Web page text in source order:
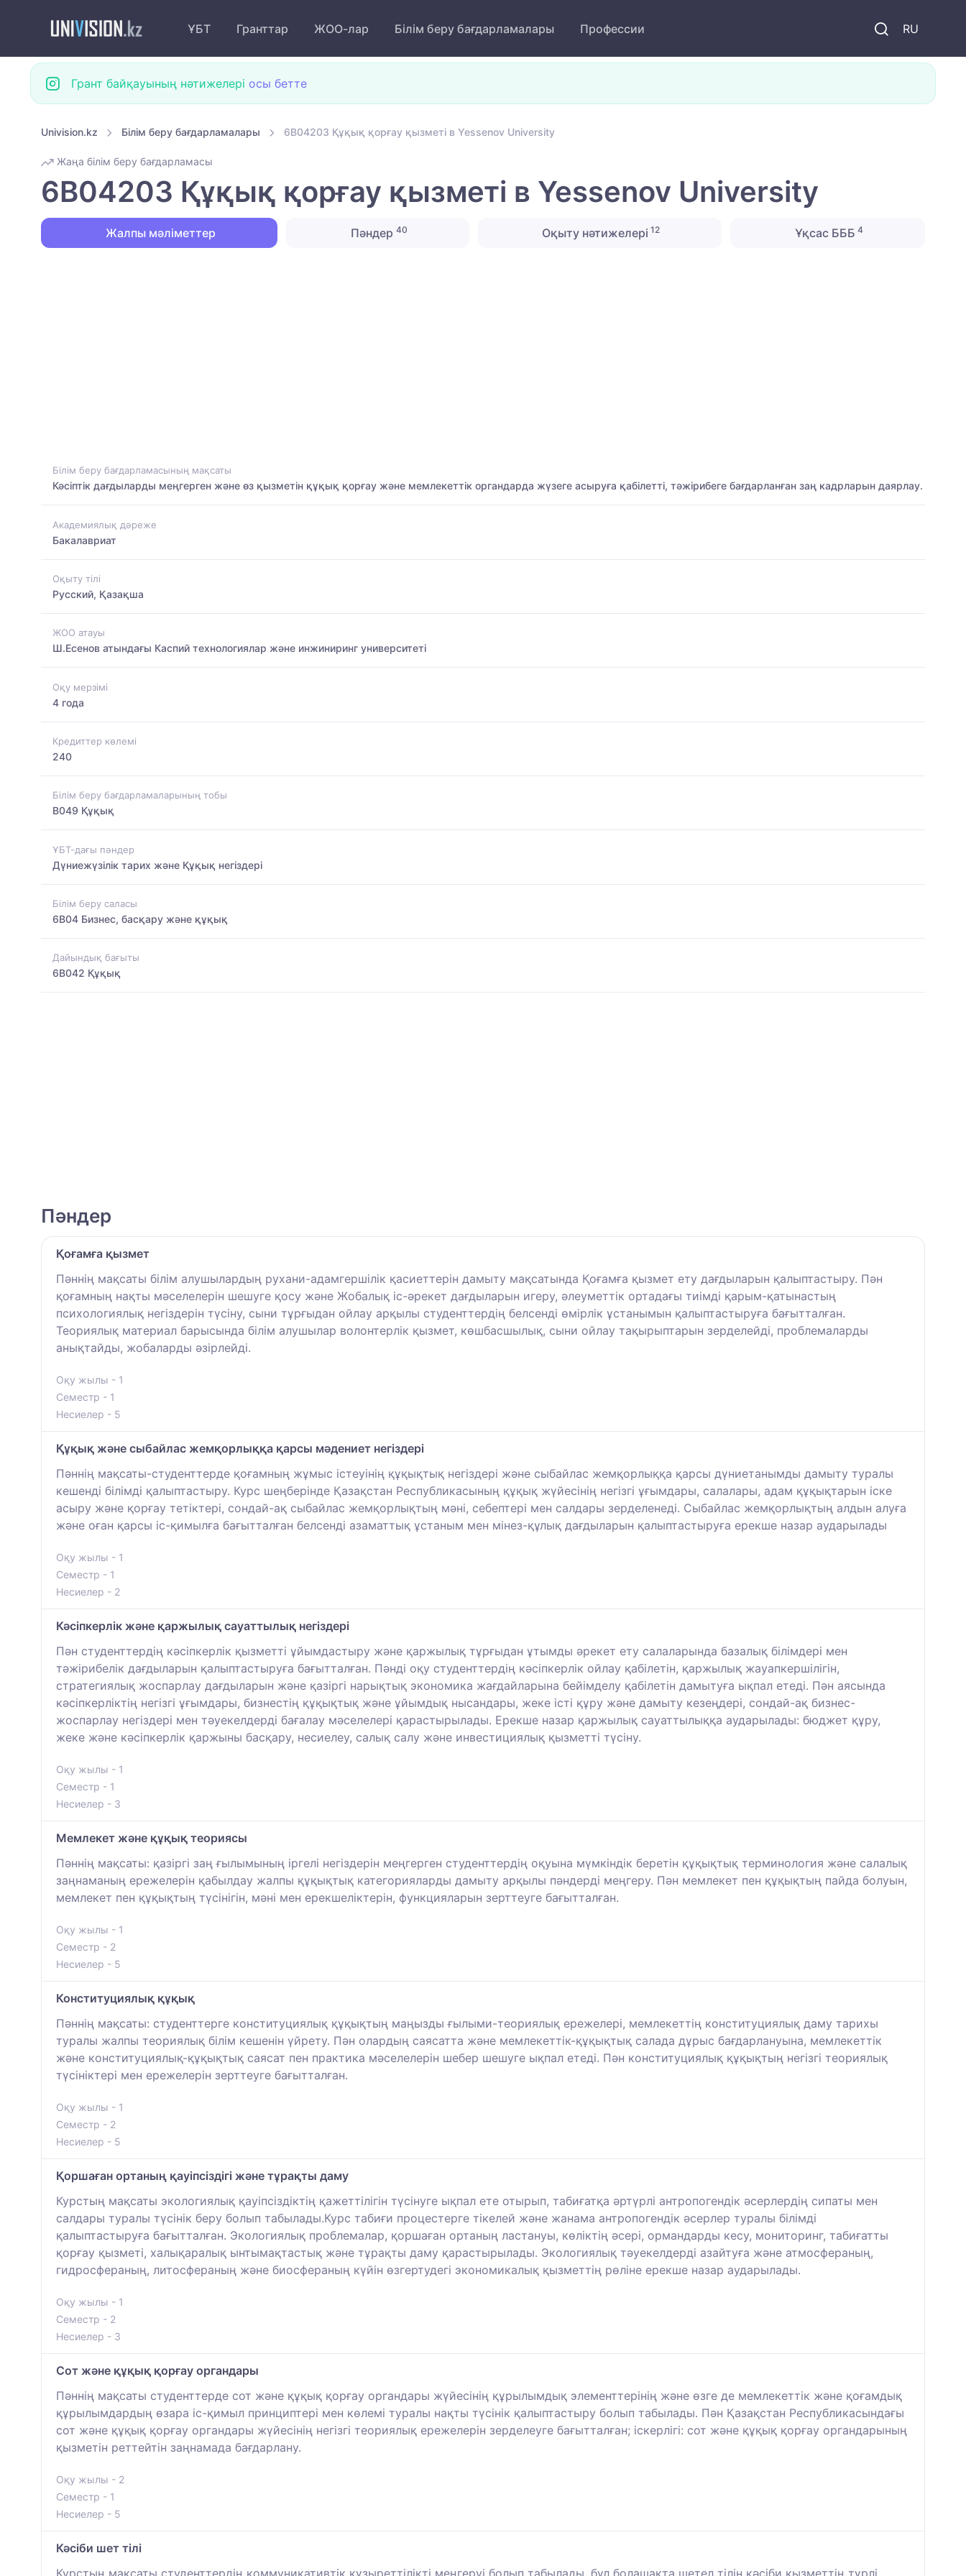
RU
ҰБТ Гранттар ЖОО-лар Білім беру бағдарламалары Профессии
Грант байқауының нәтижелері осы бетте
Univision.kz Білім беру бағдарламалары 6B04203 Құқық қорғау қызметі в Yessenov University
Жаңа білім беру бағдарламасы
6B04203 Құқық қорғау қызметі в Yessenov University
Жалпы мәліметтер Пәндер 40 Оқыту нәтижелері 12 Ұқсас БББ 4
Білім беру бағдарламасының мақсаты
Кәсіптік дағдыларды меңгерген және өз қызметін құқық қорғау және мемлекеттік органдарда жүзеге асыруға қабілетті, тәжірибеге бағдарланған заң кадрларын даярлау.
Академиялық дәреже
Бакалавриат
Оқыту тілі
Русский, Қазақша
ЖОО атауы
Ш.Есенов атындағы Каспий технологиялар және инжиниринг университеті
Оқу мерзімі
4 года
Кредиттер көлемі
240
Білім беру бағдарламаларының тобы
B049 Құқық
ҰБТ-дағы пәндер
Дүниежүзілік тарих және Құқық негіздері
Білім беру саласы
6B04 Бизнес, басқару және құқық
Дайындық бағыты
6B042 Құқық
Пәндер
Қоғамға қызмет
Пәннің мақсаты білім алушылардың рухани-адамгершілік қасиеттерін дамыту мақсатында Қоғамға қызмет ету дағдыларын қалыптастыру. Пән
қоғамның нақты мәселелерін шешуге қосу және Жобалық іс-әрекет дағдыларын игеру, әлеуметтік ортадағы тиімді қарым-қатынастың
психологиялық негіздерін түсіну, сыни тұрғыдан ойлау арқылы студенттердің белсенді өмірлік ұстанымын қалыптастыруға бағытталған.
Теориялық материал барысында білім алушылар волонтерлік қызмет, көшбасшылық, сыни ойлау тақырыптарын зерделейді, проблемаларды
анықтайды, жобаларды әзірлейді.
Оқу жылы - 1
Семестр - 1
Несиелер - 5
Құқық және сыбайлас жемқорлыққа қарсы мәдениет негіздері
Пәннің мақсаты-студенттерде қоғамның жұмыс істеуінің құқықтық негіздері және сыбайлас жемқорлыққа қарсы дүниетанымды дамыту туралы
кешенді білімді қалыптастыру. Курс шеңберінде Қазақстан Республикасының құқық жүйесінің негізгі ұғымдары, салалары, адам құқықтарын іске
асыру және қорғау тетіктері, сондай-ақ сыбайлас жемқорлықтың мәні, себептері мен салдары зерделенеді. Сыбайлас жемқорлықтың алдын алуға
және оған қарсы іс-қимылға бағытталған белсенді азаматтық ұстаным мен мінез-құлық дағдыларын қалыптастыруға ерекше назар аударылады
Оқу жылы - 1
Семестр - 1
Несиелер - 2
Кәсіпкерлік және қаржылық сауаттылық негіздері
Пән студенттердің кәсіпкерлік қызметті ұйымдастыру және қаржылық тұрғыдан ұтымды әрекет ету салаларында базалық білімдері мен
тәжірибелік дағдыларын қалыптастыруға бағытталған. Пәнді оқу студенттердің кәсіпкерлік ойлау қабілетін, қаржылық жауапкершілігін,
стратегиялық жоспарлау дағдыларын және қазіргі нарықтық экономика жағдайларына бейімделу қабілетін дамытуға ықпал етеді. Пән аясында
кәсіпкерліктің негізгі ұғымдары, бизнестің құқықтық және ұйымдық нысандары, жеке істі құру және дамыту кезеңдері, сондай-ақ бизнес-
жоспарлау негіздері мен тәуекелдерді бағалау мәселелері қарастырылады. Ерекше назар қаржылық сауаттылыққа аударылады: бюджет құру,
жеке және кәсіпкерлік қаржыны басқару, несиелеу, салық салу және инвестициялық қызметті түсіну.
Оқу жылы - 1
Семестр - 1
Несиелер - 3
Мемлекет және құқық теориясы
Пәннің мақсаты: қазіргі заң ғылымының іргелі негіздерін меңгерген студенттердің оқуына мүмкіндік беретін құқықтық терминология және салалық
заңнаманың ережелерін қабылдау жалпы құқықтық категорияларды дамыту арқылы пәндерді меңгеру. Пән мемлекет пен құқықтың пайда болуын,
мемлекет пен құқықтың түсінігін, мәні мен ерекшеліктерін, функцияларын зерттеуге бағытталған.
Оқу жылы - 1
Семестр - 2
Несиелер - 5
Конституциялық құқық
Пәннің мақсаты: студенттерге конституциялық құқықтың маңызды ғылыми-теориялық ережелері, мемлекеттің конституциялық даму тарихы
туралы жалпы теориялық білім кешенін үйрету. Пән олардың саясатта және мемлекеттік-құқықтық салада дұрыс бағдарлануына, мемлекеттік
және конституциялық-құқықтық саясат пен практика мәселелерін шебер шешуге ықпал етеді. Пән конституциялық құқықтың негізгі теориялық
түсініктері мен ережелерін зерттеуге бағытталған.
Оқу жылы - 1
Семестр - 2
Несиелер - 5
Қоршаған ортаның қауіпсіздігі және тұрақты даму
Курстың мақсаты экологиялық қауіпсіздіктің қажеттілігін түсінуге ықпал ете отырып, табиғатқа әртүрлі антропогендік әсерлердің сипаты мен
салдары туралы түсінік беру болып табылады.Курс табиғи процестерге тікелей және жанама антропогендік әсерлер туралы білімді
қалыптастыруға бағытталған. Экологиялық проблемалар, қоршаған ортаның ластануы, көліктің әсері, ормандарды кесу, мониторинг, табиғатты
қорғау қызметі, халықаралық ынтымақтастық және тұрақты даму қарастырылады. Экологиялық тәуекелдерді азайтуға және атмосфераның,
гидросфераның, литосфераның және биосфераның күйін өзгертудегі экономикалық қызметтің рөліне ерекше назар аударылады.
Оқу жылы - 1
Семестр - 2
Несиелер - 3
Сот және құқық қорғау органдары
Пәннің мақсаты студенттерде сот және құқық қорғау органдары жүйесінің құрылымдық элементтерінің және өзге де мемлекеттік және қоғамдық
құрылымдардың өзара іс-қимыл принциптері мен көлемі туралы нақты түсінік қалыптастыру болып табылады. Пән Қазақстан Республикасындағы
сот және құқық қорғау органдары жүйесінің негізгі теориялық ережелерін зерделеуге бағытталған; іскерлігі: сот және құқық қорғау органдарының
қызметін реттейтін заңнамада бағдарлану.
Оқу жылы - 2
Семестр - 1
Несиелер - 5
Кәсіби шет тілі
Курстың мақсаты студенттердің коммуникативтік құзыреттілікті меңгеруі болып табылады, бұл болашақта шетел тілін кәсіби қызметтің түрлі